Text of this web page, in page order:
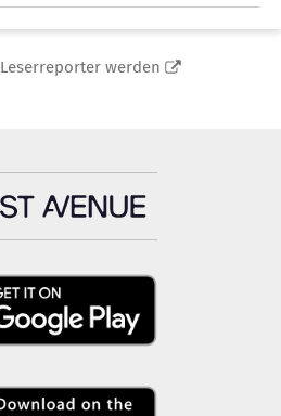
Leserreporter werden